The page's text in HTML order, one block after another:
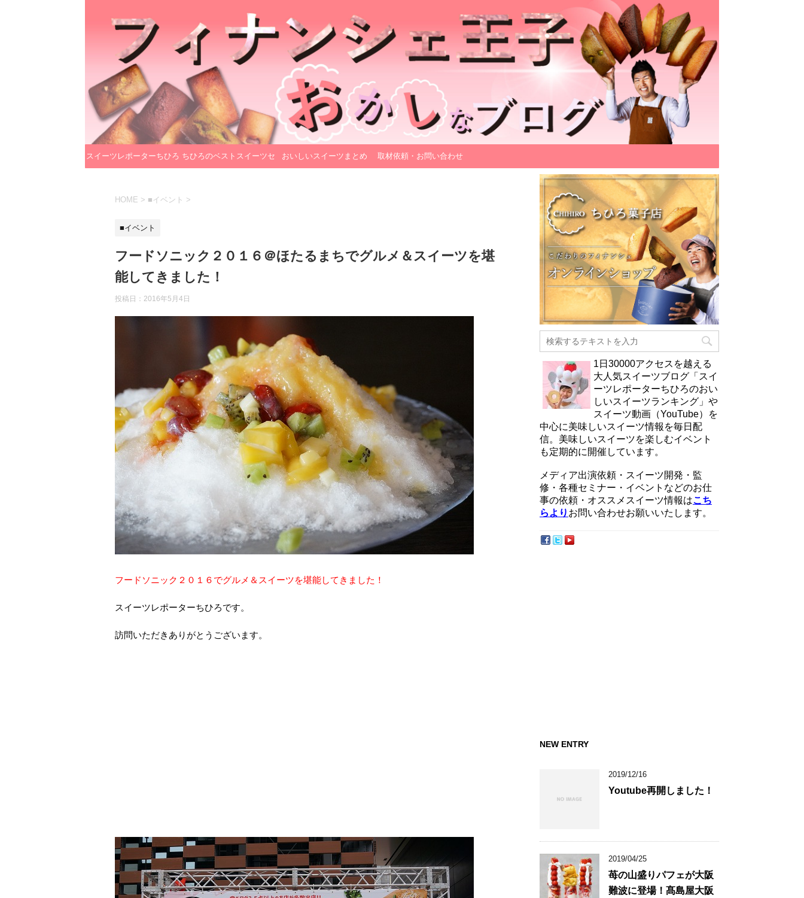
スイーツレポーターちひろ ちひろのベストスイーツセ おいしいスイーツまとめ 取材依頼・お問い合わせ
HOME > ■イベント >
■イベント
フードソニック２０１６＠ほたるまちでグルメ＆スイーツを堪
能してきました！
投稿日： 2016年5月4日
フードソニック２０１６でグルメ＆スイーツを堪能してきました！
スイーツレポーターちひろです。
訪問いただきありがとうございます。
1日30000アクセスを越える
大人気スイーツブログ「スイ
ーツレポーターちひろのおい
しいスイーツランキング」や
スイーツ動画（YouTube）を
中心に美味しいスイーツ情報を毎日配
信。美味しいスイーツを楽しむイベント
も定期的に開催しています。
メディア出演依頼・スイーツ開発・監
修・各種セミナー・イベントなどのお仕
事の依頼・オススメスイーツ情報はこち
らより お問い合わせお願いいたします。
NEW ENTRY
2019/12/16
Youtube再開しました！
2019/04/25
苺の山盛りパフェが大阪
難波に登場！髙島屋大阪